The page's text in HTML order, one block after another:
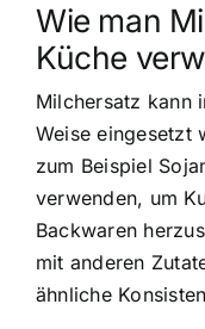
Wie man
Küche
Milchersatz kann
Weise eingesetzt
zum Beispiel
verwenden, um
Backwaren
mit anderen
ähnliche